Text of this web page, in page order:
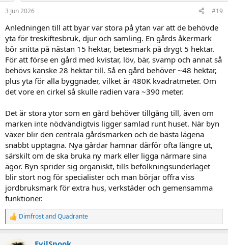
s
3 Jun 2026 #19
Anledningen till att byar var stora på ytan var att de behövde
yta för treskiftesbruk, djur och samling. En gårds åkermark
bör snitta på nästan 15 hektar, betesmark på drygt 5 hektar.
För att förse en gård med kvistar, löv, bär, svamp och annat så
behövs kanske 28 hektar till. Så en gård behöver ~48 hektar,
plus yta för alla byggnader, vilket är 480K kvadratmeter. Om
det vore en cirkel så skulle radien vara ~390 meter.
Det är stora ytor som en gård behöver tillgång till, även om
marken inte nödvändigtvis ligger samlad runt huset. När byn
växer blir den centrala gårdsmarken och de bästa lägena
snabbt upptagna. Nya gårdar hamnar därför ofta längre ut,
särskilt om de ska bruka ny mark eller ligga närmare sina
ägor. Byn sprider sig organiskt, tills befolkningsunderlaget
blir stort nog för specialister och man börjar offra viss
jordbruksmark för extra hus, verkstäder och gemensamma
funktioner.
R
e
DimfrostandQuadrante